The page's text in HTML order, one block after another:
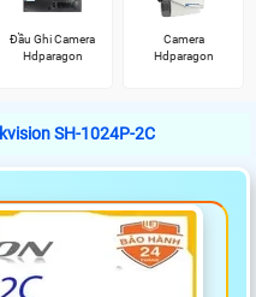
Đầu Ghi Camera
Hdparagon
Camera
Hdparagon
SH-1024P-2C